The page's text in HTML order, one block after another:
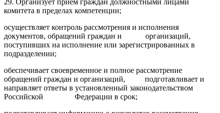
29. Организует прием граждан должностными лицами
комитета в пределах компетенции;
осуществляет контроль рассмотрения и исполнения
документов, обращений граждан и организаций,
поступивших на исполнение или зарегистрированных в
подразделении;
обеспечивает своевременное и полное рассмотрение
обращений граждан и организаций, подготавливает и
направляет ответы в установленный законодательством
Российской Федерации в срок;